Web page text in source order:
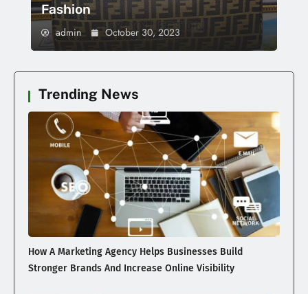
Fashion
admin October 30, 2023
Trending News
How A Marketing Agency Helps Businesses Build
Stronger Brands And Increase Online Visibility